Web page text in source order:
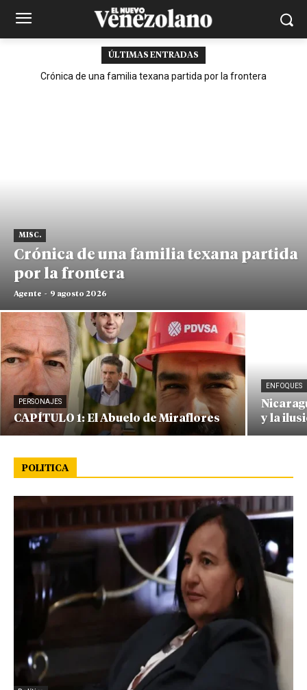
ÚLTIMAS ENTRADAS
Crónica de una familia texana partida por la frontera
MISC.
Crónica de una familia texana partida
por la frontera
Agente - 9 agosto 2026
PERSONAJES
CAPÍTULO 1: El Abuelo de Miraflores
ENFOQUES
y la
POLITICA